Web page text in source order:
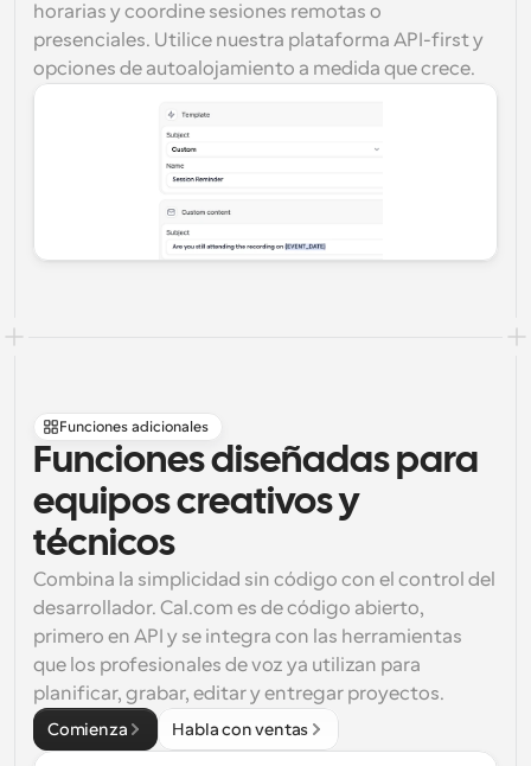
horarias y coordine sesiones remotas o
presenciales. Utilice nuestra plataforma API-first y
opciones de autoalojamiento a medida que crece.
Funciones adicionales
Funciones diseñadas para
equipos creativos y
técnicos
Combina la simplicidad sin código con el control del
desarrollador. Cal.com es de código abierto,
primero en API y se integra con las herramientas
que los profesionales de voz ya utilizan para
planificar, grabar, editar y entregar proyectos.
Comienza Habla con ventas